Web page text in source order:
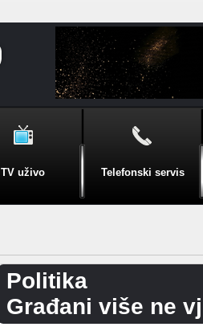
TV uživo Telefonski servis
Politika
Građani više ne